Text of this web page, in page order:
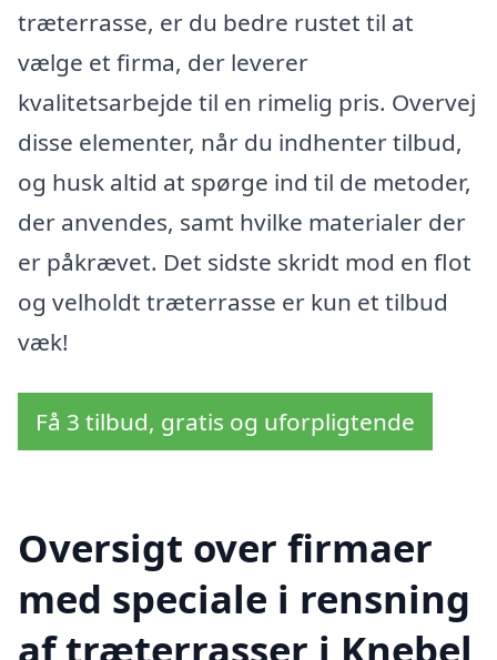
træterrasse, er du bedre rustet til at
vælge et firma, der leverer
kvalitetsarbejde til en rimelig pris. Overvej
disse elementer, når du indhenter tilbud,
og husk altid at spørge ind til de metoder,
der anvendes, samt hvilke materialer der
er påkrævet. Det sidste skridt mod en flot
og velholdt træterrasse er kun et tilbud
væk!
Få 3 tilbud, gratis og uforpligtende
Oversigt over firmaer
med speciale i rensning
af træterrasser i Knebel